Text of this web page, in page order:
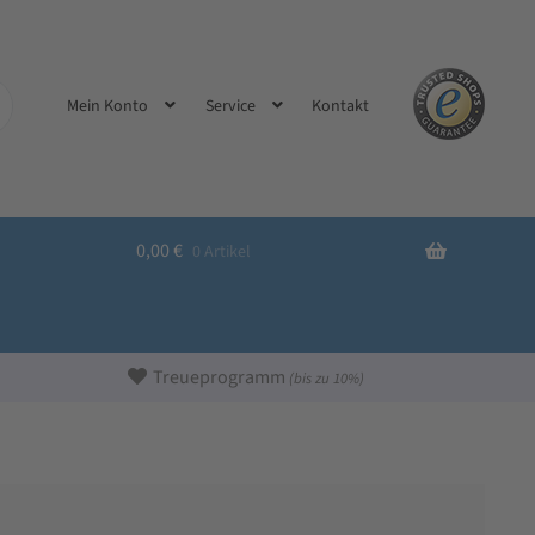
Mein Konto Service Kontakt
0,00 € 0 Artikel
Treueprogramm (bis zu 10%)